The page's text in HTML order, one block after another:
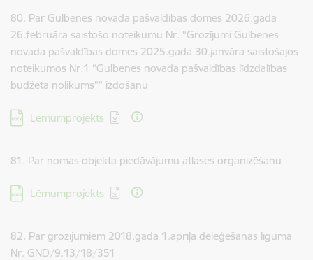
80. Par Gulbenes novada pašvaldības domes 2026.gada
26.februāra saistošo noteikumu Nr. “Grozījumi Gulbenes
novada pašvaldības domes 2025.gada 30.janvāra saistošajos
noteikumos Nr.1 “Gulbenes novada pašvaldības līdzdalības
budžeta nolikums”” izdošanu
Lejupielādēt:
Lēmumprojekts
81. Par nomas objekta piedāvājumu atlases organizēšanu
Lejupielādēt:
Lēmumprojekts
82. Par grozījumiem 2018.gada 1.aprīļa deleģēšanas līgumā
Nr. GND/9.13/18/351